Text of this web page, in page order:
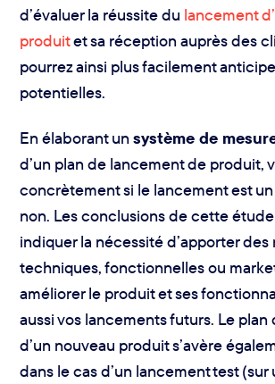
d’évaluer la réussite du lancement
produitet sa réception auprès des
pourrez ainsi plus facilement
potentielles.
En élaborant unsystème de
d’un plan de lancement de produit,
concrètement si le lancement est
non. Les conclusions de cette
indiquer la nécessité d’apporter
techniques, fonctionnelles ou
améliorer le produit et ses
aussi vos lancements futurs. Le
d’un nouveau produit s’avère
dans le cas d’un lancement test